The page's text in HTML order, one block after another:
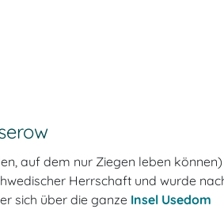
auf dem nur Ziegen leben können)
Herrschaft und wurde
sich über die ganze Insel Usedom